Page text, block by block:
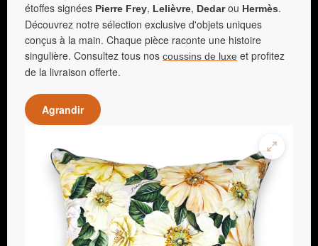
étoffes signées Pierre Frey, Lelièvre, Dedarou Hermès.
Découvrez notre sélection exclusive d'objets uniques
conçus à la main. Chaque pièce raconte une histoire
singulière. Consultez tous nos coussins de luxe et profitez
de la livraison offerte.
Agrandir